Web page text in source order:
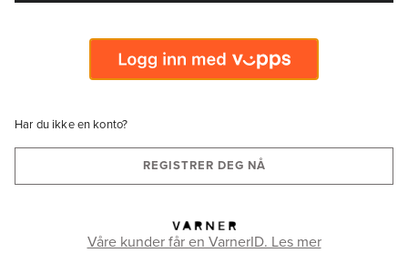
Har du ikke en konto?
REGISTRER DEG NÅ
Våre kunder får en VarnerID. Les mer